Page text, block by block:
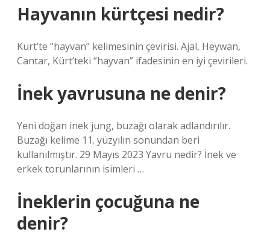
Hayvanın kürtçesi nedir?
Kürt’te “hayvan” kelimesinin çevirisi. Ajal, Heywan,
Cantar, Kürt’teki “hayvan” ifadesinin en iyi çevirileri.
İnek yavrusuna ne denir?
Yeni doğan inek jung, buzağı olarak adlandırılır.
Buzağı kelime 11. yüzyılın sonundan beri
kullanılmıştır. 29 Mayıs 2023 Yavru nedir? İnek ve
erkek torunlarının isimleri …
İneklerin çocuğuna ne
denir?